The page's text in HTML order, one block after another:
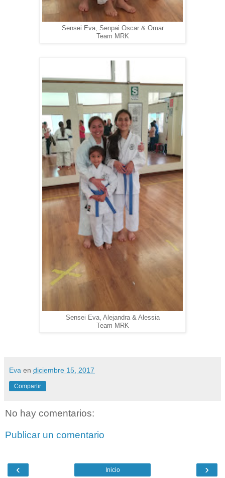
Sensei Eva, Senpai Oscar & Omar
Team MRK
Sensei Eva, Alejandra & Alessia
Team MRK
Eva en diciembre 15, 2017
Compartir
No hay comentarios:
Publicar un comentario
‹ ›
Inicio